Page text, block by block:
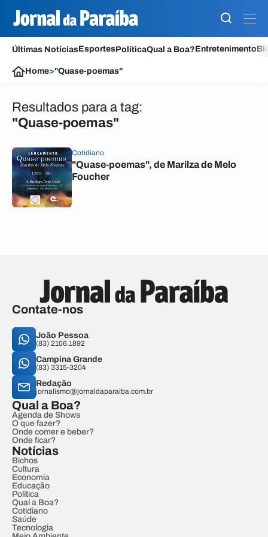
Últimas NotíciasEsportesPolíticaQual a Boa?Entretenimento
Home>"Quase-poemas"
Resultados para a tag:
"Quase-poemas"
Cotidiano
"Quase-poemas", de Marilza de Melo
Foucher
Contate-nos
João Pessoa
(83) 2106.1892
Campina Grande
(83) 3315-3204
Redação
jornalismo@jornaldaparaiba.com.br
Qual a Boa?
Agenda de Shows
O que fazer?
Onde comer e beber?
Onde ficar?
Notícias
Bichos
Cultura
Economia
Educação
Política
Qual a Boa?
Cotidiano
Saúde
Tecnologia